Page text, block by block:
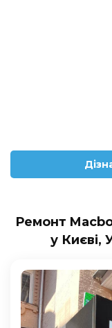
Ремонт
у Києві,